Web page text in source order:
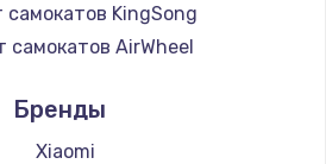
самокатов KingSong
самокатов AirWheel
самокатов Hunter
самокатов Shorner
Бренды
Xiaomi